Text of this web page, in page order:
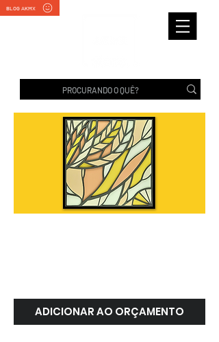
BLOG AKMX
ADICIONAR AO ORÇAMENTO